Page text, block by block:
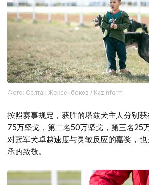
Фото: Солтан Жексенбеков / Kazinform
按照赛事规定，获胜的塔兹犬主人分别
75万坚戈，第二名50万坚戈，第三名25
对冠军犬卓越速度与灵敏反应的嘉奖，
承的致敬。